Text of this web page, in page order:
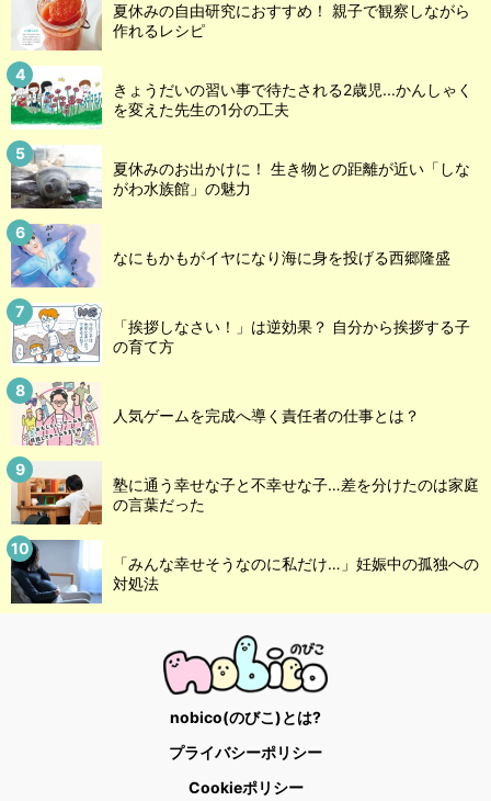
夏休みの自由研究におすすめ！ 親子で観察しながら
作れるレシピ
きょうだいの習い事で待たされる2歳児...かんしゃく
を変えた先生の1分の工夫
夏休みのお出かけに！ 生き物との距離が近い「しな
がわ水族館」の魅力
なにもかもがイヤになり海に身を投げる西郷隆盛
「挨拶しなさい！」は逆効果？ 自分から挨拶する子
の育て方
人気ゲームを完成へ導く責任者の仕事とは？
塾に通う幸せな子と不幸せな子…差を分けたのは家庭
の言葉だった
「みんな幸せそうなのに私だけ…」妊娠中の孤独への
対処法
nobico(のびこ)とは?
プライバシーポリシー
Cookieポリシー